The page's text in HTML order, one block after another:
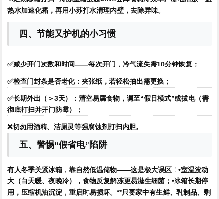
热水加速化霜，再用小苏打水清理内壁，去除异味。
四、节能又护机的小习惯
✅减少开门次数和时间——每次开门，冷气流失需10分钟恢复；
✅检查门封条是否老化：夹张纸，若轻松抽出需更换；
✅长期外出（＞3天）：清空易腐食物，调至“假日模式”或拔电（需
彻底打扫并开门防霉）；
❌切勿用酒精、洁厕灵等强腐蚀剂打扫内胆。
五、警惕“假省电”陷阱
有人冬季关紧冰箱，靠自然低温储物——这是极大误区！•室温波动
大（白天暖、夜晚冷），食物反复解冻更易滋生细菌；•冰箱长期停
用，压缩机油沉淀，重启时易损坏。**只要家中有生鲜、乳制品、剩